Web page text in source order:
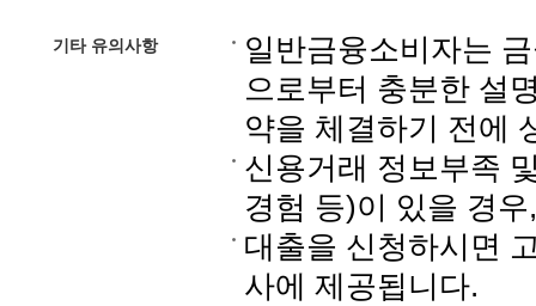
기타 유의사항
일반금융소비자는
으로부터 충분한 설
약을 체결하기 전에
신용거래 정보부족
경험 등)이 있을 경
대출을 신청하시면
사에 제공됩니다.